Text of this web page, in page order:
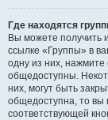
Где находятся
Вы можете получить
ссылке «Группы» в
одну из них, нажмите
общедоступны.
них, могут быть
общедоступна, то вы
соответствующей